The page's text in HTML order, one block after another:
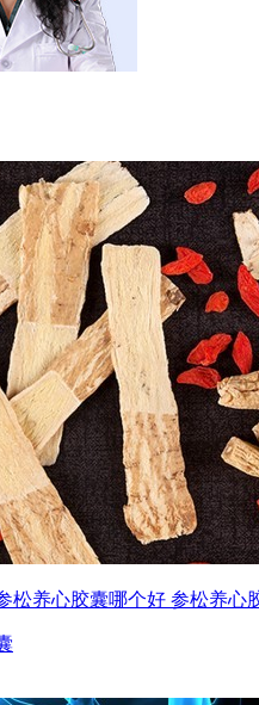
松养心胶囊哪个好 参松养心